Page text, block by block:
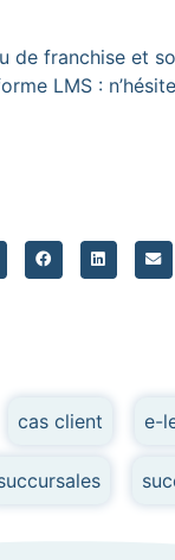
de franchise et
LMS :
cas client e-